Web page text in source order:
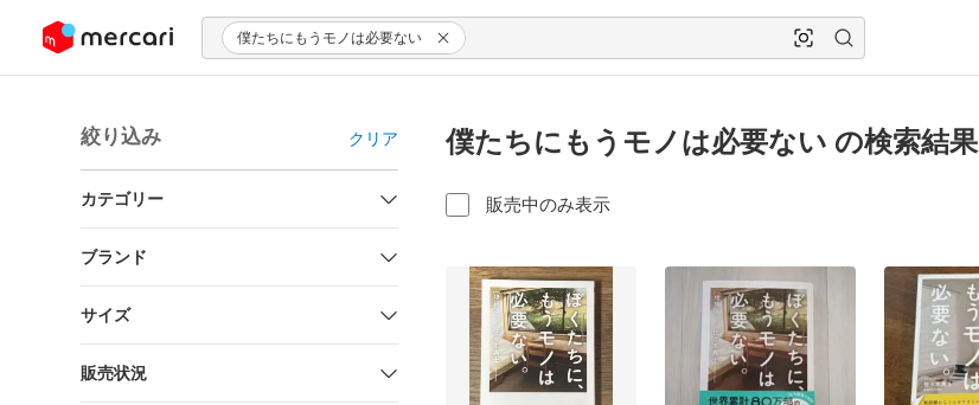
ツにスキップ 僕たちにもうモノは必要ない
絞り込み クリア
カテゴリー
ブランド
サイズ
販売状況
僕たちにもうモノは必要ない の検索結果
販売中のみ表示